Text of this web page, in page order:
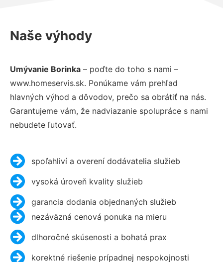
Naše výhody
Umývanie Borinka – poďte do toho s nami –
www.homeservis.sk. Ponúkame vám prehľad
hlavných výhod a dôvodov, prečo sa obrátiť na nás.
Garantujeme vám, že nadviazanie spolupráce s nami
nebudete ľutovať.
spoľahliví a overení dodávatelia služieb
vysoká úroveň kvality služieb
garancia dodania objednaných služieb
nezáväzná cenová ponuka na mieru
dlhoročné skúsenosti a bohatá prax
korektné riešenie prípadnej nespokojnosti